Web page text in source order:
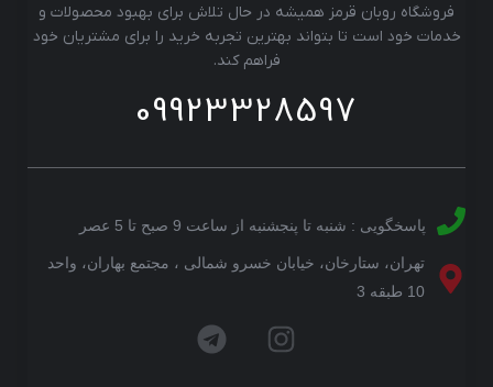
فروشگاه روبان قرمز همیشه در حال تلاش برای بهبود محصولات و
خدمات خود است تا بتواند بهترین تجربه خرید را برای مشتریان خود
فراهم کند.
09923328597
پاسخگویی : شنبه تا پنجشنبه از ساعت 9 صبح تا 5 عصر
تهران، ستارخان، خیابان خسرو شمالی ، مجتمع بهاران، واحد
10 طبقه 3